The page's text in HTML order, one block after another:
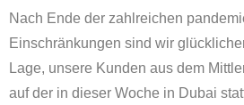
Nach Ende der zahlreichen
Einschränkungen sind wir
Lage, unsere Kunden aus dem
auf der in dieser Woche in Dubai